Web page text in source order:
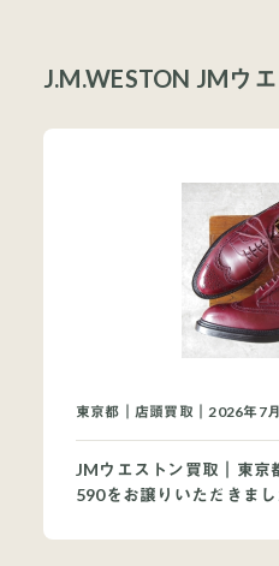
J.M.WESTON JMウ
東京都｜店頭買取｜2026年7
JMウエストン買取｜東京
590をお譲りいただきまし